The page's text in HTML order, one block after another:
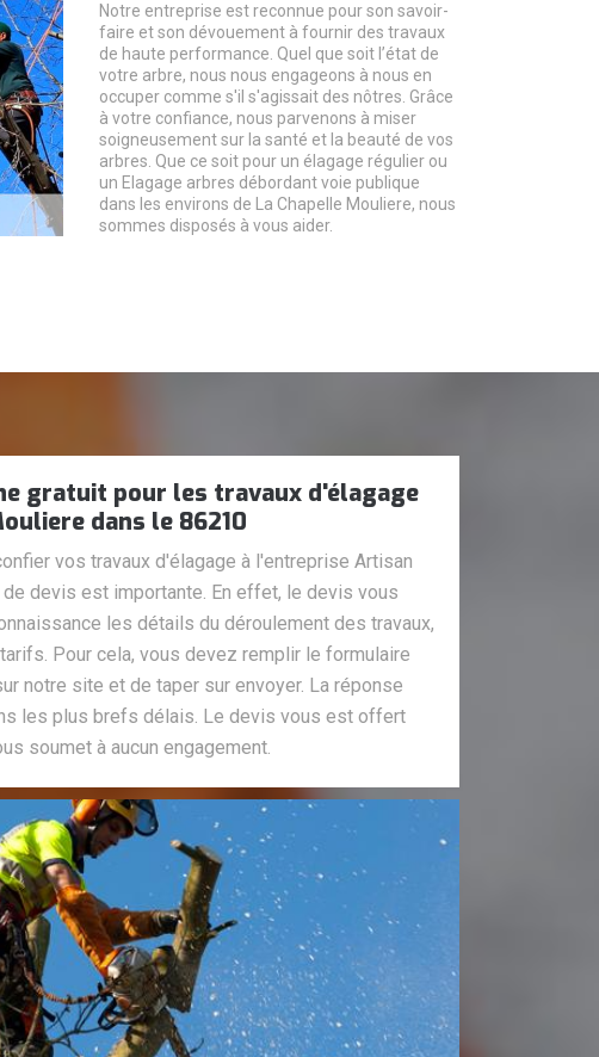
Notre entreprise est reconnue pour son savoir-
faire et son dévouement à fournir des travaux
de haute performance. Quel que soit l’état de
votre arbre, nous nous engageons à nous en
occuper comme s'il s'agissait des nôtres. Grâce
à votre confiance, nous parvenons à miser
soigneusement sur la santé et la beauté de vos
arbres. Que ce soit pour un élagage régulier ou
un Elagage arbres débordant voie publique
dans les environs de La Chapelle Mouliere, nous
sommes disposés à vous aider.
gratuit pour les travaux d'élagage
dans le 86210
vos travaux d'élagage à l'entreprise Artisan
de devis est importante. En effet, le devis vous
les détails du déroulement des travaux,
Pour cela, vous devez remplir le formulaire
notre site et de taper sur envoyer. La réponse
les plus brefs délais. Le devis vous est offert
soumet à aucun engagement.